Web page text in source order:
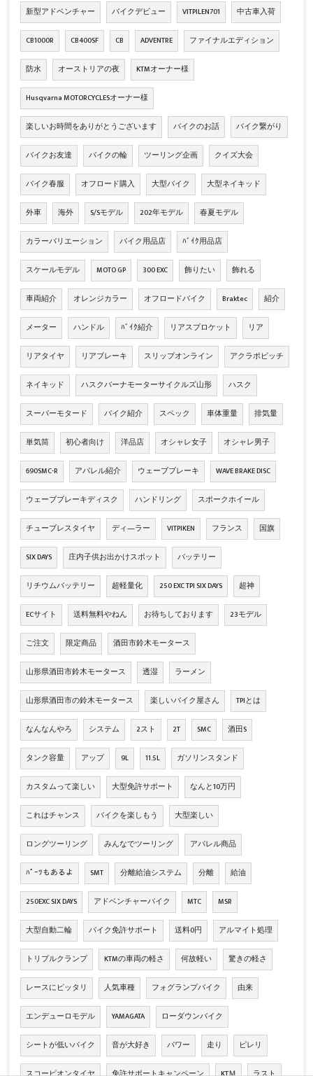
新型アドベンチャー バイクデビュー VITPILEN701 中古車入荷
CB1000R CB400SF CB ADVENTRE ファイナルエディション
防水 オーストリアの夜 KTMオーナー様
Husqvarna MOTORCYCLESオーナー様
楽しいお時間をありがとうございます バイクのお話 バイク繋がり
バイクお友達 バイクの輪 ツーリング企画 クイズ大会
バイク春服 オフロード購入 大型バイク 大型ネイキッド
外車 海外 S/Sモデル 202年モデル 春夏モデル
カラーバリエーション バイク用品店 ﾊﾞｲｸ用品店
スケールモデル MOTO GP 300 EXC 飾りたい 飾れる
車両紹介 オレンジカラー オフロードバイク Braktec 紹介
メーター ハンドル ﾊﾞｲｸ紹介 リアスプロケット リア
リアタイヤ リアブレーキ スリップオンライン アクラポビッチ
ネイキッド ハスクバーナモーターサイクルズ山形 ハスク
スーパーモタード バイク紹介 スペック 車体重量 排気量
単気筒 初心者向け 洋品店 オシャレ女子 オシャレ男子
690SMC-R アパレル紹介 ウェーブブレーキ WAVE BRAKE DISC
ウェーブブレーキディスク ハンドリング スポークホイール
チューブレスタイヤ ディ―ラー VITPIKEN フランス 国旗
SIX DAYS 庄内子供お出かけスポット バッテリー
リチウムバッテリー 超軽量化 250 EXC TPI SIX DAYS 超神
ECサイト 送料無料やねん お待ちしております 23モデル
ご注文 限定商品 酒田市鈴木モータース
山形県酒田市鈴木モータース 透湿 ラーメン
山形県酒田市の鈴木モータース 楽しいバイク屋さん TPIとは
なんなんやろ システム 2スト 2T SMC 酒田S
タンク容量 アップ 9L 11.5L ガソリンスタンド
カスタムって楽しい 大型免許サポート なんと10万円
これはチャンス バイクを楽しもう 大型楽しい
ロングツーリング みんなでツーリング アパレル商品
ﾊﾟｰﾂもあるよ SMT 分離給油システム 分離 給油
250EXC SIX DAYS アドベンチャーバイク MTC MSR
大型自動二輪 バイク免許サポート 送料0円 アルマイト処理
トリプルクランプ KTMの車両の軽さ 何故軽い 驚きの軽さ
レースにピッタリ 人気車種 フォグランプバイク 由来
エンデューロモデル YAMAGATA ローダウンバイク
シートが低いバイク 音が大好き パワー 走り ピレリ